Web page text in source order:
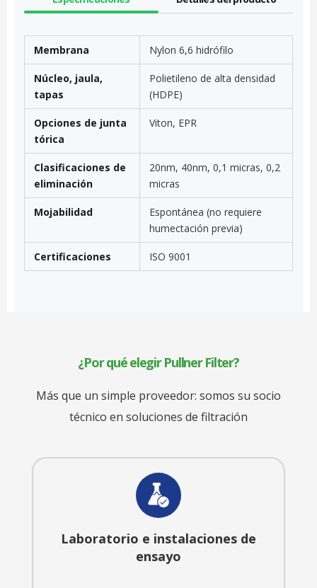
Membrana Nylon 6,6 hidrófilo
Núcleo, jaula,
tapas
Polietileno de alta densidad
(HDPE)
Opciones de junta
tórica
Viton, EPR
Clasificaciones de
eliminación
20nm, 40nm, 0,1 micras, 0,2
micras
Mojabilidad
Espontánea (no requiere
humectación previa)
Certificaciones ISO 9001
¿Por qué elegir Pullner Filter?
Más que un simple proveedor: somos su socio
técnico en soluciones de filtración
Laboratorio e instalaciones de
ensayo